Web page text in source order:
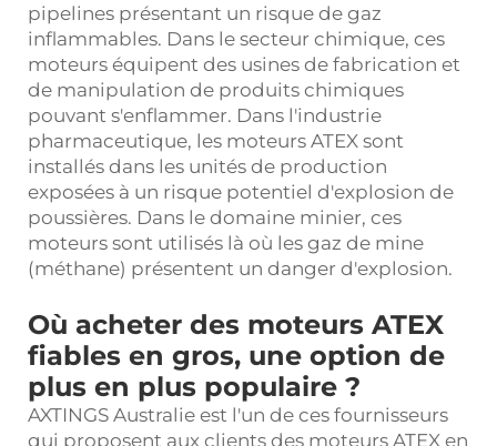
pipelines présentant un risque de gaz
inflammables. Dans le secteur chimique, ces
moteurs équipent des usines de fabrication et
de manipulation de produits chimiques
pouvant s'enflammer. Dans l'industrie
pharmaceutique, les moteurs ATEX sont
installés dans les unités de production
exposées à un risque potentiel d'explosion de
poussières. Dans le domaine minier, ces
moteurs sont utilisés là où les gaz de mine
(méthane) présentent un danger d'explosion.
Où acheter des moteurs ATEX
fiables en gros, une option de
plus en plus populaire ?
AXTINGS Australie est l'un de ces fournisseurs
qui proposent aux clients des moteurs ATEX en